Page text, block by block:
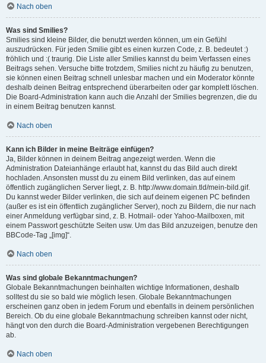
Nach oben
Was sind Smilies?
Smilies sind kleine Bilder, die benutzt werden können, um ein Gefühl
auszudrücken. Für jeden Smilie gibt es einen kurzen Code, z. B. bedeutet :)
fröhlich und :( traurig. Die Liste aller Smilies kannst du beim Verfassen eines
Beitrags sehen. Versuche bitte trotzdem, Smilies nicht zu häufig zu benutzen,
sie können einen Beitrag schnell unlesbar machen und ein Moderator könnte
deshalb deinen Beitrag entsprechend überarbeiten oder gar komplett löschen.
Die Board-Administration kann auch die Anzahl der Smilies begrenzen, die du
in einem Beitrag benutzen kannst.
Nach oben
Kann ich Bilder in meine Beiträge einfügen?
Ja, Bilder können in deinem Beitrag angezeigt werden. Wenn die
Administration Dateianhänge erlaubt hat, kannst du das Bild auch direkt
hochladen. Ansonsten musst du zu einem Bild verlinken, das auf einem
öffentlich zugänglichen Server liegt, z. B. http://www.domain.tld/mein-bild.gif.
Du kannst weder Bilder verlinken, die sich auf deinem eigenen PC befinden
(außer es ist ein öffentlich zugänglicher Server), noch zu Bildern, die nur nach
einer Anmeldung verfügbar sind, z. B. Hotmail- oder Yahoo-Mailboxen, mit
einem Passwort geschützte Seiten usw. Um das Bild anzuzeigen, benutze den
BBCode-Tag „[img]“.
Nach oben
Was sind globale Bekanntmachungen?
Globale Bekanntmachungen beinhalten wichtige Informationen, deshalb
solltest du sie so bald wie möglich lesen. Globale Bekanntmachungen
erscheinen ganz oben in jedem Forum und ebenfalls in deinem persönlichen
Bereich. Ob du eine globale Bekanntmachung schreiben kannst oder nicht,
hängt von den durch die Board-Administration vergebenen Berechtigungen
ab.
Nach oben